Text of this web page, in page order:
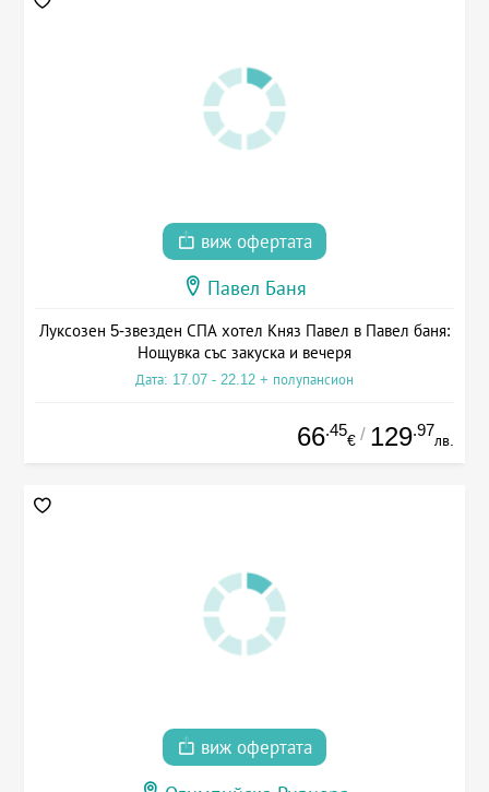
виж офертата
Павел Баня
Луксозен 5-звезден СПА хотел Княз Павел в Павел баня:
Нощувка със закуска и вечеря
Дата: 17.07 - 22.12 + полупансион
66.45
€ / 129.97
лв.
виж офертата